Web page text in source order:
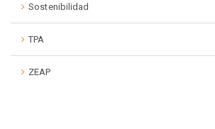
Sostenibilidad
TPA
ZEAP